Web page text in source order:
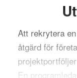
Att rekrytera
åtgärd för
En